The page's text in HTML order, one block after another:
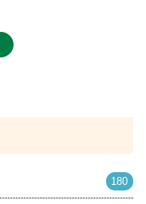
180